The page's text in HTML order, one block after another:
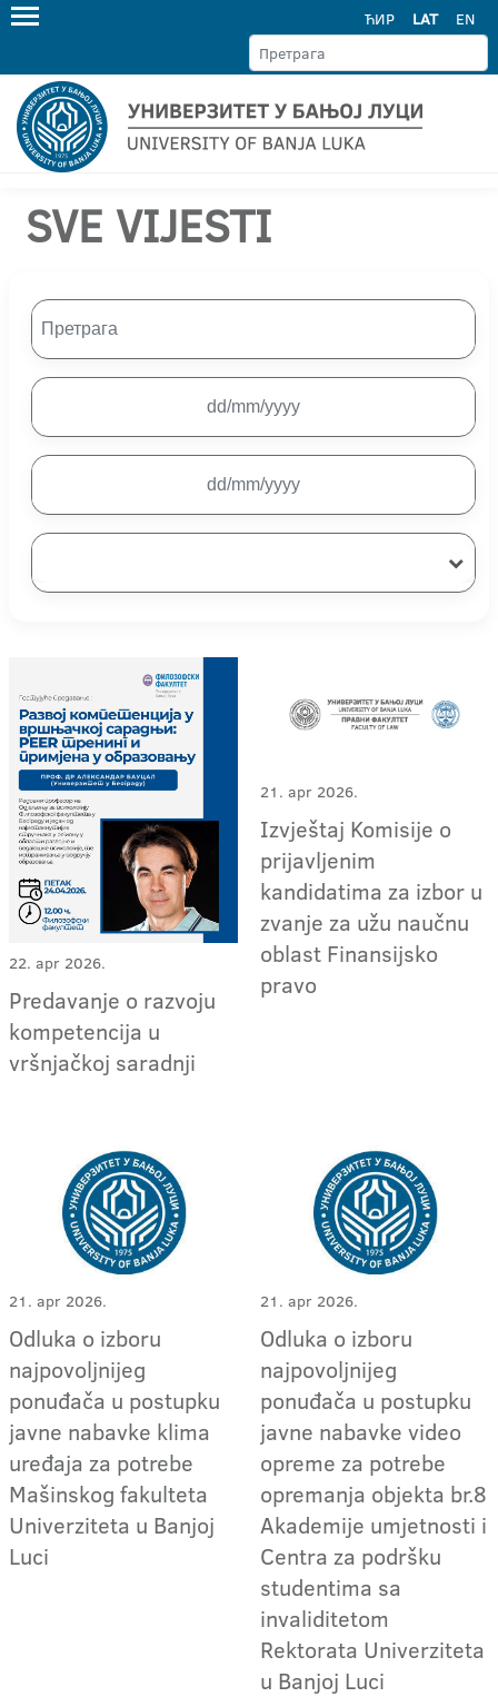
ЋИР LAT EN
SVE VIJESTI
22. apr 2026.
Predavanje o razvoju
kompetencija u
vršnjačkoj saradnji
21. apr 2026.
Izvještaj Komisije o
prijavljenim
kandidatima za izbor u
zvanje za užu naučnu
oblast Finansijsko
pravo
21. apr 2026.
Odluka o izboru
najpovoljnijeg
ponuđača u postupku
javne nabavke klima
uređaja za potrebe
Mašinskog fakulteta
Univerziteta u Banjoj
Luci
21. apr 2026.
Odluka o izboru
najpovoljnijeg
ponuđača u postupku
javne nabavke video
opreme za potrebe
opremanja objekta br.8
Akademije umjetnosti i
Centra za podršku
studentima sa
invaliditetom
Rektorata Univerziteta
u Banjoj Luci